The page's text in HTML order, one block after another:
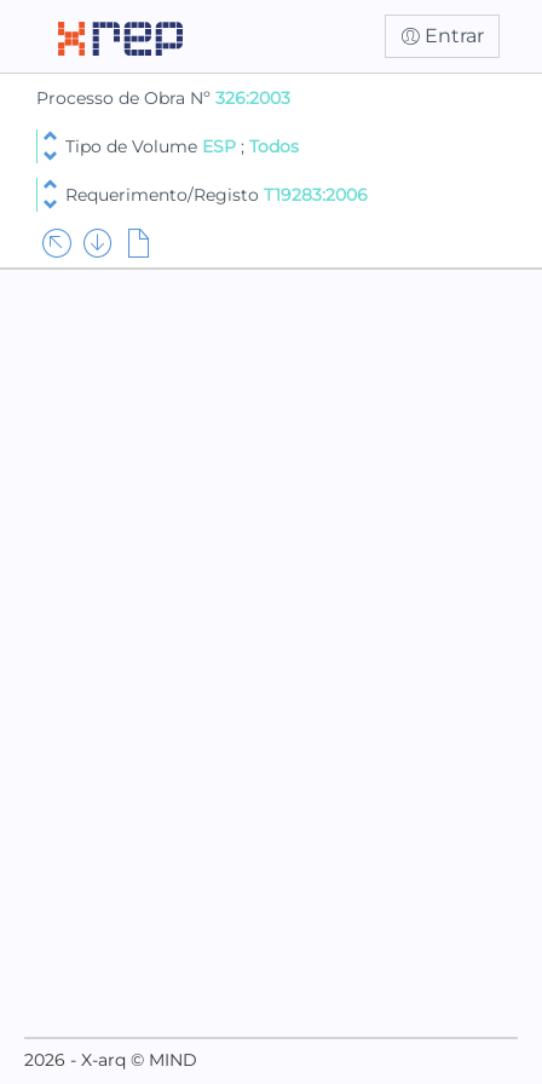
Entrar
Processo de Obra Nº 326:2003
Tipo de Volume ESP ; Todos
Requerimento/Registo T19283:2006
2026 - X-arq © MIND